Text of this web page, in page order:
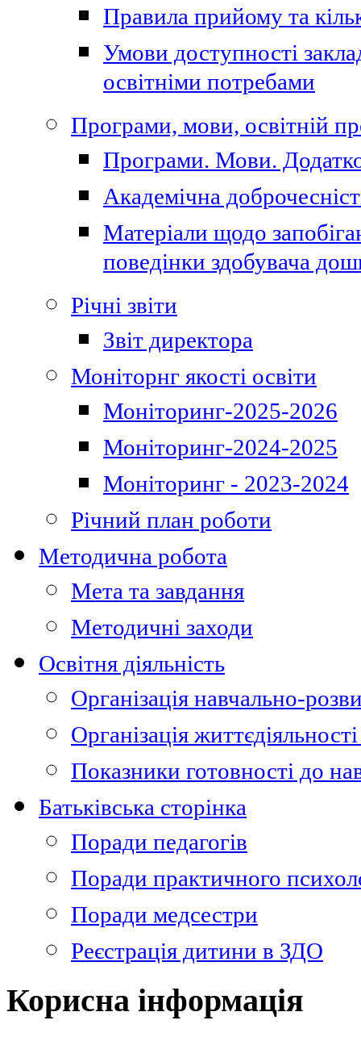
Правила прийому та
Умови доступності
освітніми потребами
Програми, мови, освітній
Програми. Мови.
Академічна
Матеріали щодо
поведінки здобувача
Річні звіти
Звіт директора
Моніторнг якості освіти
Моніторинг-2025-2026
Моніторинг-2024-2025
Моніторинг - 2023-2024
Річний план роботи
Методична робота
Мета та завдання
Методичні заходи
Освітня діяльність
Організація навчально-
Організація
Показники готовності до
Батьківська сторінка
Поради педагогів
Поради практичного
Поради медсестри
Реєстрація дитини в ЗДО
Корисна інформація